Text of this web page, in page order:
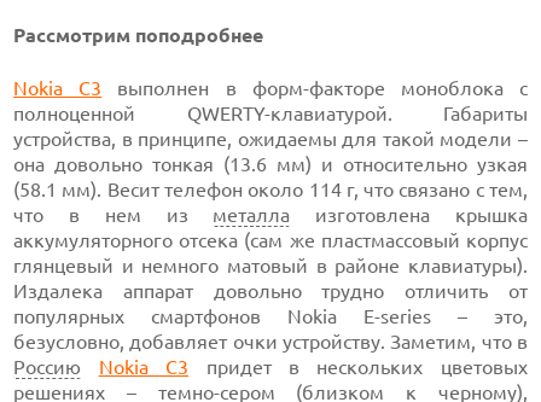
Рассмотрим поподробнее
Nokia C3 выполнен в форм-факторе моноблока с
полноценной QWERTY-клавиатурой. Габариты
устройства, в принципе, ожидаемы для такой модели –
она довольно тонкая (13.6 мм) и относительно узкая
(58.1 мм). Весит телефон около 114 г, что связано с тем,
что в нем из металла изготовлена крышка
аккумуляторного отсека (сам же пластмассовый корпус
глянцевый и немного матовый в районе клавиатуры).
Издалека аппарат довольно трудно отличить от
популярных смартфонов Nokia E-series – это,
безусловно, добавляет очки устройству. Заметим, что в
Россию
Nokia C3 придет в нескольких цветовых
решениях – темно-сером (близком к черному),